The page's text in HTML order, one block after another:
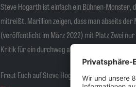
Steve Hogarth ist einfach ein Bühnen-Monster,
mitreißt. Marillion zeigen, dass man abseits
(veröffentlicht im März 2022) mit Platz Zwei
Kritik für ein durchweg ausgezeichnetes Album
Freut Euch aufSteve Hogarth, Mark Kelly, Ian